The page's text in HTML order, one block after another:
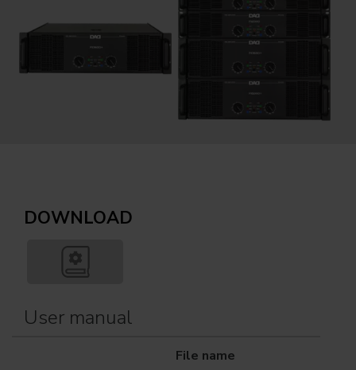
DOWNLOAD
User manual
File name